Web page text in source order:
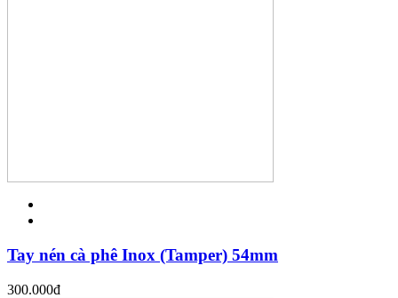
Tay nén cà phê Inox (Tamper) 54mm
300.000đ